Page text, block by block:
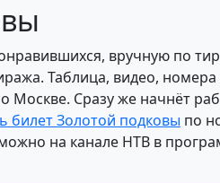
вручную по
Таблица, видео, номера
Москве. Сразу же начнёт
билет Золотой подковы по
на канале НТВ в